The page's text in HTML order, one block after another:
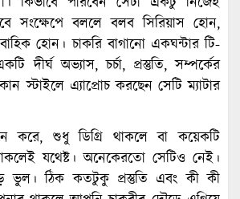
সংক্ষেপে বললে বলব সিরিয়াস হোন,
হোন। চাকরি বাগানো একঘন্টার টি-
দীর্ঘ অভ্যাস, চর্চা, প্রস্তুতি, সম্পর্কের
স্টাইলে এ্যাপ্রোচ করছেন সেটি ম্যাটার
মনে করে, শুধু ডিগ্রি থাকলে বা কয়েকটি
যথেষ্ট। অনেকেরতো সেটিও নেই।
ভুল। ঠিক কতটুকু প্রস্তুতি এবং কী কী